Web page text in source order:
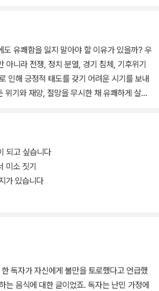
도 유쾌함을 잃지 말아야 할 이유가 있을까? 우
아니라 전쟁, 정치 분열, 경기 침체, 기후위기
인해 긍정적 태도를 갖기 어려운 시기를 보내
위기와 재앙, 절망을 무시한 채 유쾌하게 살아
용어의 깊고 넓은 의미를 철학, 심리학, 예술,
구하여 독자에게 번뜩이는 통찰과 실질적인
유쾌함을 이해하고 긍정하는 태도로 삶을 살
에게 귀한 메시지를 전할 것이다.
되고 싶습니다
미소 짓기
가 있습니다
독자가 자신에게 불만을 토로했다고 언급했
는 음식에 대한 글이었죠. 독자는 난민 가정에